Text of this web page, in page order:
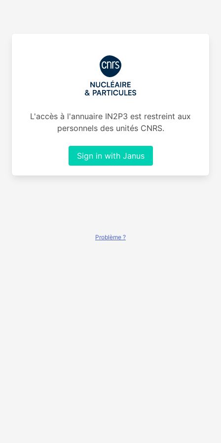
L'accès à l'annuaire IN2P3 est restreint aux
personnels des unités CNRS.
Sign in with Janus
Problème ?